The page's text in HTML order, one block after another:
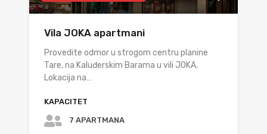
Vila JOKA apartmani
Provedite odmor u strogom centru planine
Tare, na Kaluđerskim Barama u vili JOKA.
Lokacija na…
KAPACITET
7 APARTMANA